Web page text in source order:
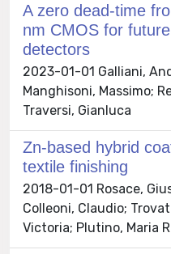
A zero dead-time
nm CMOS for
detectors
2023-01-01 Galliani,
Manghisoni, Massimo;
Traversi, Gianluca
Zn-based hybrid
textile finishing
2018-01-01 Rosace,
Colleoni, Claudio;
Victoria; Plutino, Maria